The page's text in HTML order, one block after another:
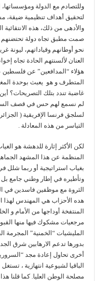
وللتصادم مع الدولة
لتحقيق أهداف تنظيمية ضيقة،
والأدهى من ذلك، هذه الانتقائية
صمت مطبق تجاه دولة تحتضنهم
نحو أوطانهم وقياداتهم، ليونة
العنان لألسنتهم الحادة تجاه
هؤلاء “المدافعين” عن فلسطين
المتطرف و هو يعبث بوحدة
غاضبة تندد بتلك التصريحات؟
لم نسمع لهم حس في قصف
لسلجق فرنسا الإفريقية (
التياسر من هذه المعادلة .
لكن الأكثر إثارة للدهشة هو
المنظمة عن هذا المشهد
بغياب استراتيجية أو ربما
وتأطيره في إطار وطني جامع بل
الثروة مع موظفين فاسدين في
هده الأحزاب هي المهندس لهذا
المنتفخة أوداجها من الأمام و
مرجعيات مشكوك فيها منها
المليشيات “الخمنية” المجرمة
بدورها تدعم الارهابين شرق
أخرى تحاول إعادة مجد
الباقيا لشيوعية انتهازية ،
مصلحة الوطن العليا. كما قلنا